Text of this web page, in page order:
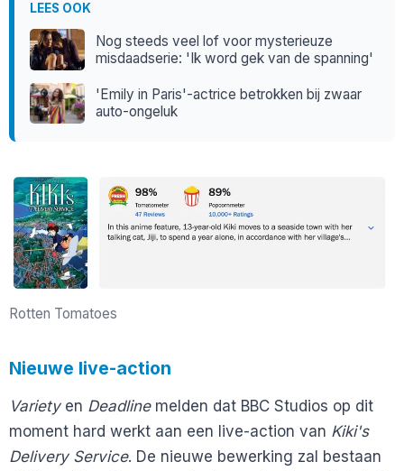
LEES OOK
Nog steeds veel lof voor mysterieuze
misdaadserie: 'Ik word gek van de spanning'
'Emily in Paris'-actrice betrokken bij zwaar
auto-ongeluk
Rotten Tomatoes
Nieuwe live-action
Varietyen Deadlinemelden dat BBC Studios op dit
moment hard werkt aan een live-action van Kiki's
Delivery Service. De nieuwe bewerking zal bestaan